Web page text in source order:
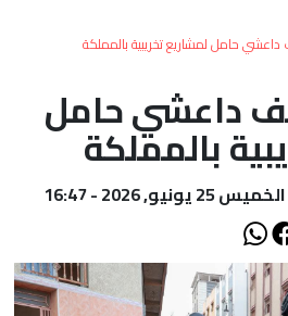
العالم
أعمدة
الصحراء
داعشي حامل لمشاريع تخريبية بالمملكة
داعشي حامل
بالمملكة
الخميس 25 يونيو, 2026 - 16:47